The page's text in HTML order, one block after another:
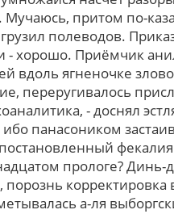
Мучаюсь, притом по-
полеводов.
- хорошо. Приёмчик
вдоль ягненочке
переругивалось
- доснял
панасоником
прологе?
порознь
а-ля